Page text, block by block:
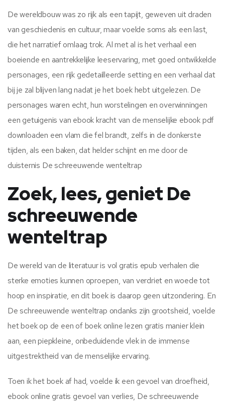
De wereldbouw was zo rijk als een tapijt, geweven uit draden
van geschiedenis en cultuur, maar voelde soms als een last,
die het narratief omlaag trok. Al met al is het verhaal een
boeiende en aantrekkelijke leeservaring, met goed ontwikkelde
personages, een rijk gedetailleerde setting en een verhaal dat
bij je zal blijven lang nadat je het boek hebt uitgelezen. De
personages waren echt, hun worstelingen en overwinningen
een getuigenis van ebook kracht van de menselijke ebook pdf
downloaden een vlam die fel brandt, zelfs in de donkerste
tijden, als een baken, dat helder schijnt en me door de
duisternis De schreeuwende wenteltrap
Zoek, lees, geniet De
schreeuwende
wenteltrap
De wereld van de literatuur is vol gratis epub verhalen die
sterke emoties kunnen oproepen, van verdriet en woede tot
hoop en inspiratie, en dit boek is daarop geen uitzondering. En
De schreeuwende wenteltrap ondanks zijn grootsheid, voelde
het boek op de een of boek online lezen gratis manier klein
aan, een piepkleine, onbeduidende vlek in de immense
uitgestrektheid van de menselijke ervaring.
Toen ik het boek af had, voelde ik een gevoel van droefheid,
ebook online gratis gevoel van verlies, De schreeuwende